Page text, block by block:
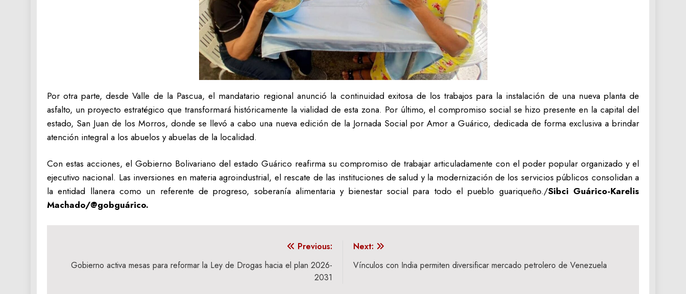
Por otra parte, desde Valle de la Pascua, el mandatario regional anunció la continuidad exitosa de los trabajos para la instalación de una nueva planta de
asfalto, un proyecto estratégico que transformará históricamente la vialidad de esta zona. Por último, el compromiso social se hizo presente en la capital del
estado, San Juan de los Morros, donde se llevó a cabo una nueva edición de la Jornada Social por Amor a Guárico, dedicada de forma exclusiva a brindar
atención integral a los abuelos y abuelas de la localidad.
Con estas acciones, el Gobierno Bolivariano del estado Guárico reafirma su compromiso de trabajar articuladamente con el poder popular organizado y el
ejecutivo nacional. Las inversiones en materia agroindustrial, el rescate de las instituciones de salud y la modernización de los servicios públicos consolidan a
la entidad llanera como un referente de progreso, soberanía alimentaria y bienestar social para todo el pueblo guariqueño./Sibci Guárico-Karelis
Machado/@gobguárico.
de
Previous:
Gobierno activa mesas para reformar la Ley de Drogas hacia el plan 2026-
2031
Next:
Vínculos con India permiten diversificar mercado petrolero de Venezuela